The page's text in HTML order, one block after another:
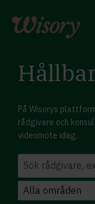
content
På Wisorys
rådgivare och
videomöte idag.